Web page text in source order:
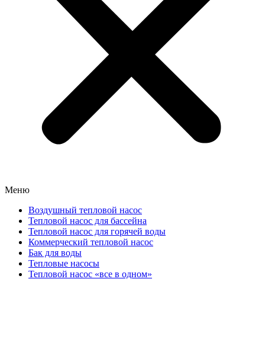
Меню
Воздушный тепловой насос
Тепловой насос для бассейна
Тепловой насос для горячей воды
Коммерческий тепловой насос
Бак для воды
Тепловые насосы
Тепловой насос «все в одном»